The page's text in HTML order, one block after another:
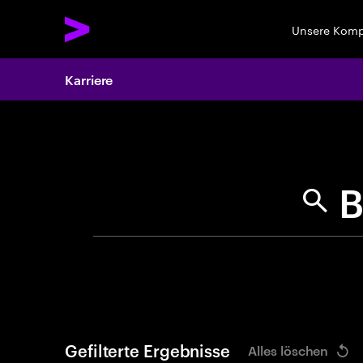
Unsere
Karriere
Gefilterte Ergebnisse Alles löschen